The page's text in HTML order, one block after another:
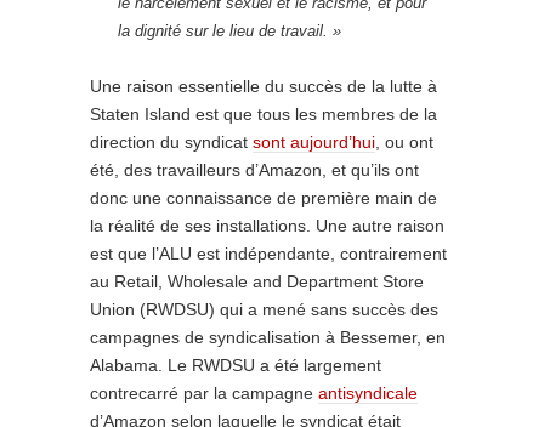
la dignité sur le lieu de travail. »
Une raison essentielle du succès de la lutte à
Staten Island est que tous les membres de la
direction du syndicat sont aujourd’hui , ou ont
été, des travailleurs d’Amazon, et qu’ils ont
donc une connaissance de première main de
la réalité de ses installations. Une autre raison
est que l’ALU est indépendante, contrairement
au Retail, Wholesale and Department Store
Union (RWDSU) qui a mené sans succès des
campagnes de syndicalisation à Bessemer, en
Alabama. Le RWDSU a été largement
contrecarré par la campagne antisyndicale
d’Amazon selon laquelle le syndicat était